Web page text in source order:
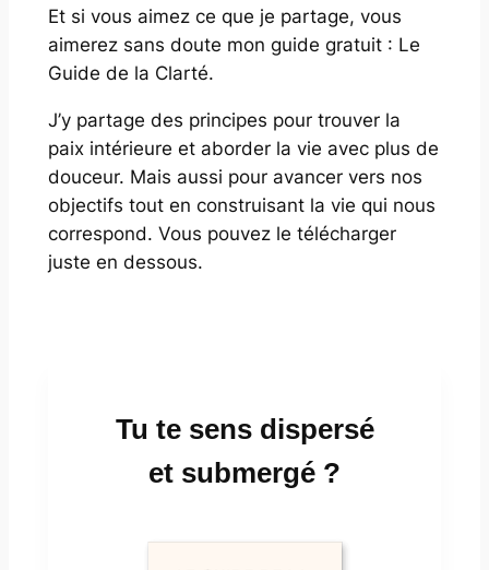
Et si vous aimez ce que je partage, vous
aimerez sans doute mon guide gratuit : Le
Guide de la Clarté.
J’y partage des principes pour trouver la
paix intérieure et aborder la vie avec plus de
douceur. Mais aussi pour avancer vers nos
objectifs tout en construisant la vie qui nous
correspond. Vous pouvez le télécharger
juste en dessous.
Tu te sens dispersé
et submergé ?